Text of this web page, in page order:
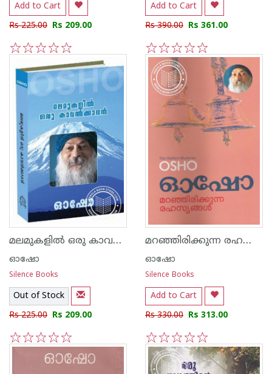
Add to Cart
Rs 225.00 Rs 209.00
Add to Cart
Rs 390.00 Rs 361.00
5
4
3
2
1
മലമുകളില്‍ ഒരു കാവല്‍ കാര‌ന്‍
ഓഷോ
Silence Books
Out of Stock
Rs 225.00 Rs 209.00
5
4
3
2
1
മറഞ്ഞിരിക്കുന്ന രഹസ്യങ്ങള്‍
ഓഷോ
Silence Books
Add to Cart
Rs 330.00 Rs 313.00
5
4
3
2
1